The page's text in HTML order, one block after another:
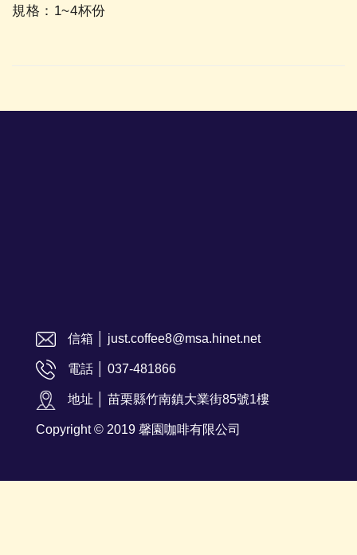
規格：1~4杯份
信箱 │ just.coffee8@msa.hinet.net
電話 │ 037-481866
地址 │ 苗栗縣竹南鎮大業街85號1樓
Copyright © 2019 馨園咖啡有限公司